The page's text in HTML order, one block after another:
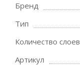
Бренд
Тип
Количество слоев
Артикул